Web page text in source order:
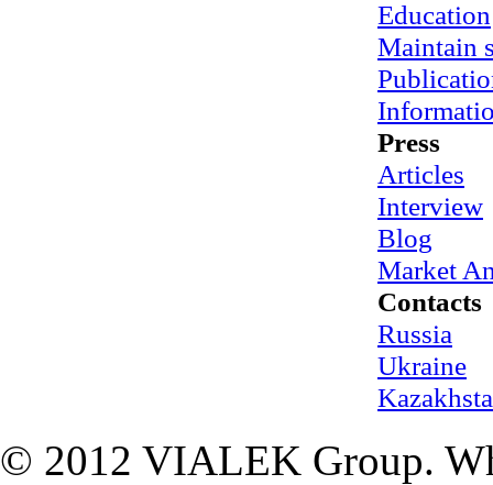
Education
Maintain
Press
Articles
Interview
Blog
Market
Contacts
Russia
Ukraine
© 2012 VIALEK Group.